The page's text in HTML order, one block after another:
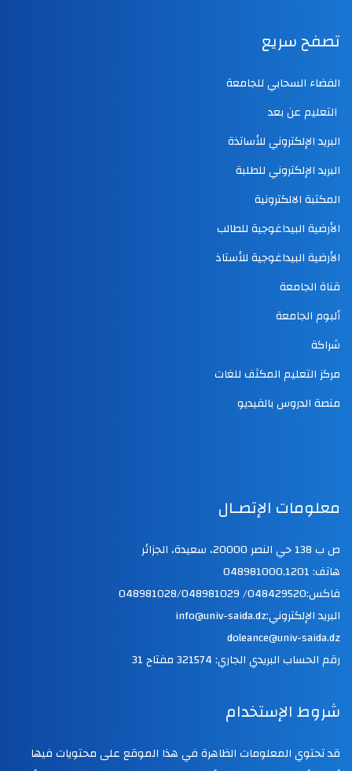
تصفح سريع
الفضاء السحابي للجامعة
التعليم عن بعد
البريد الإلكتروني للأساتذة
البريد الإلكتروني للطلبة
المكتبة الالكترونية
الأرضية البيداغوجية للطالب
الأرضية البيداغوجية للأستاذ
قناة الجامعة
ألبوم الجامعة
شراكة
مركز التعليم المكثف للغات
منصة الدروس بالفيديو
معلومات الإتصـال
ص ب 138 حي النصر 20000، سعيدة، الجزائر
هاتف: 048981000,1201
فاكس:048429520/ 048981028/048981029
البريد الإلكتروني:info@univ-saida.dz
doleance@univ-saida.dz
رقم الحساب البريدي الجاري: 321574 مفتاح 31
شروط الإستخدام
قد تحتوي المعلومات الظاهرة في هذا الموقع على محتويات فيها